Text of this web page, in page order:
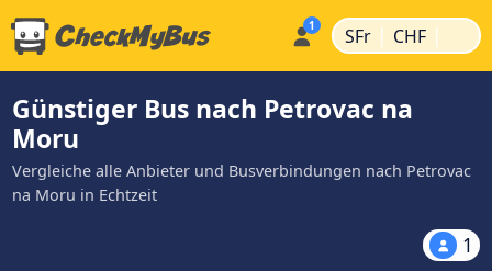
SFr | CHF |
Günstiger Bus nach Petrovac na
Moru
Vergleiche alle Anbieter und Busverbindungen nach Petrovac
na Moru in Echtzeit
1